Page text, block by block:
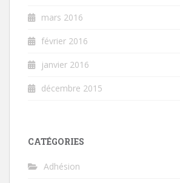
mars 2016
février 2016
janvier 2016
décembre 2015
CATÉGORIES
Adhésion